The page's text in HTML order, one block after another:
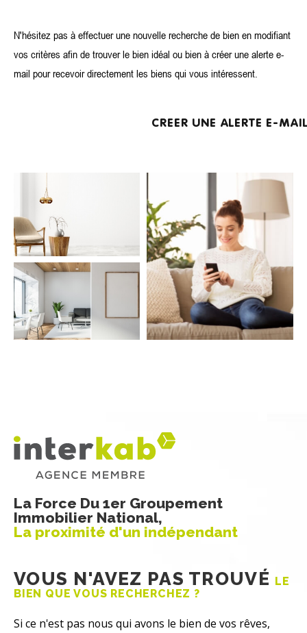
N'hésitez pas à effectuer une nouvelle recherche de bien en modifiant
vos critères afin de trouver le bien idéal ou bien à créer une alerte e-
mail pour recevoir directement les biens qui vous intéressent.
CREER UNE ALERTE E-
La Force Du 1er Groupement
Immobilier National,
La proximité d'un indépendant
VOUS N'AVEZ PAS TROUVÉ LE
BIEN QUE VOUS RECHERCHEZ ?
Si ce n'est pas nous qui avons le bien de vos rêves,
Surface
AFFINER LES CRITÈRES
TERRASSE PARKING PISCINE
FILTRER PAR
COUPS DE COEUR EXCLUSIVITÉS NOUVEAUTÉS